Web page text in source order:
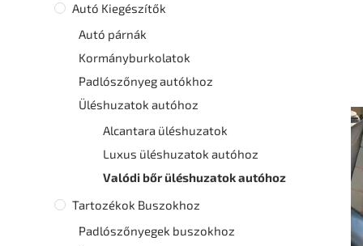
Autó Kiegészítők
Autó párnák
Kormányburkolatok
Padlószőnyeg autókhoz
Üléshuzatok autóhoz
Alcantara üléshuzatok
Luxus üléshuzatok autóhoz
Valódi bőr üléshuzatok autóhoz
Tartozékok Buszokhoz
Padlószőnyegek buszokhoz